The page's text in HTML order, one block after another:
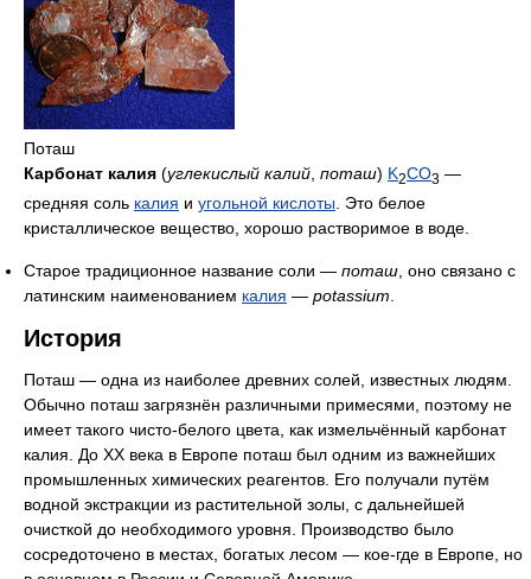
Поташ
Карбонат калия (углекислый калий поташ) K2CO3 —
средняя соль калия и угольной кислоты . Это белое
кристаллическое вещество, хорошо растворимое в воде.
Старое традиционное название соли — поташ , оно связано с
латинским наименованием калия — potassium
История
Поташ — одна из наиболее древних солей, известных людям.
Обычно поташ загрязнён различными примесями, поэтому не
имеет такого чисто-белого цвета, как измельчённый карбонат
калия. До ХХ века в Европе поташ был одним из важнейших
промышленных химических реагентов. Его получали путём
водной экстракции из растительной золы, с дальнейшей
очисткой до необходимого уровня. Производство было
сосредоточено в местах, богатых лесом — кое-где в Европе, но